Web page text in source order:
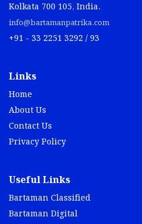
Kolkata 700 105, India.
info@bartamanpatrika.com
+91 - 33 2251 3292 / 93
Links
Home
About Us
Contact Us
Privacy Policy
Useful Links
Bartaman Classified
Bartaman Digital